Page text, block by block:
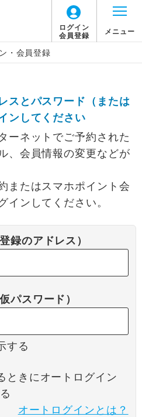
ログイン
会員登録
メニュー
・会員登録
スとパスワード（または
ンしてください
ーネットでご予約された
、会員情報の変更などが
またはスマホポイント会
インしてください。
録のアドレス）
パスワード）
する
ときにオートログイン
オートログインとは？